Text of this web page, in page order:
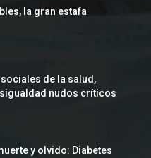
la gran estafa
de la salud,
nudos críticos
y olvido: Diabetes